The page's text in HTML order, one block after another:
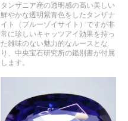
タンザニア産の透明感の高い美しい
鮮やかな透明紫青色をしたタンザナ
イト（ブルーゾイサイト）ですが非
常に珍しいキャッツアイ効果を持っ
た雑味のない魅力的なルースとな
り、中央宝石研究所の鑑別書が付属
します。